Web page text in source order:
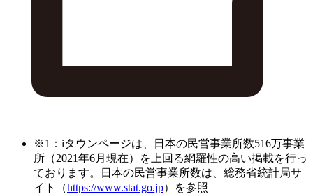
※1：iタウンページは、日本の民営事業所数516万事業
所（2021年6月現在）を上回る網羅性の高い掲載を行っ
ております。日本の民営事業所数は、総務省統計局サ
イト（https://www.stat.go.jp）を参照